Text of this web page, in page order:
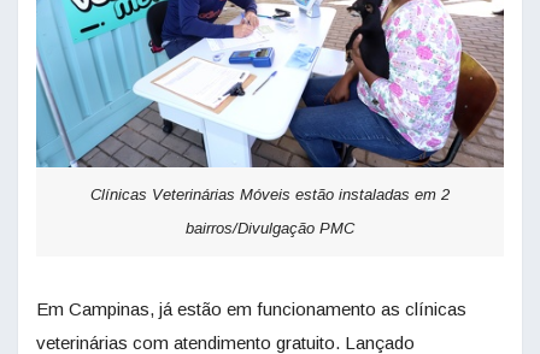
Clínicas Veterinárias Móveis estão instaladas em 2
bairros/Divulgação PMC
Em Campinas, já estão em funcionamento as clínicas
veterinárias com atendimento gratuito. Lançado